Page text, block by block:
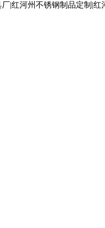
|红河州不锈钢制品定制|